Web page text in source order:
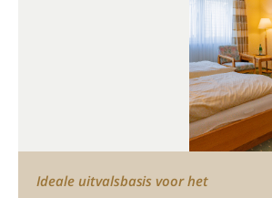
Ideale uitvalsbasis voor het